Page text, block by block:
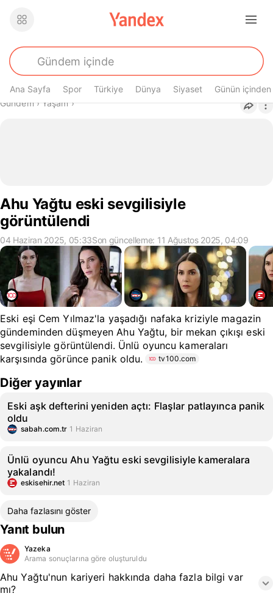
Ana Sayfa Spor Türkiye Dünya Siyaset Günün içinden
Buradasın
Gündem› Yaşam›
Ahu Yağtu eski sevgilisiyle
görüntülendi
04 Haziran 2025, 05:33Son güncelleme: 11 Ağustos 2025, 04:09
Eski eşi Cem Yılmaz'la yaşadığı nafaka kriziyle magazin
gündeminden düşmeyen Ahu Yağtu, bir mekan çıkışı eski
sevgilisiyle görüntülendi. Ünlü oyuncu kameraları
karşısında görünce panik oldu.
tv100.com
Diğer yayınlar
Eski aşk defterini yeniden açtı: Flaşlar patlayınca panik
oldu
sabah.com.tr 1 Haziran
Ünlü oyuncu Ahu Yağtu eski sevgilisiyle kameralara
yakalandı!
eskisehir.net 1 Haziran
Daha fazlasını göster
Yanıt bulun
Yazeka
Arama sonuçlarına göre oluşturuldu
Ahu Yağtu'nun kariyeri hakkında daha fazla bilgi var
mı?